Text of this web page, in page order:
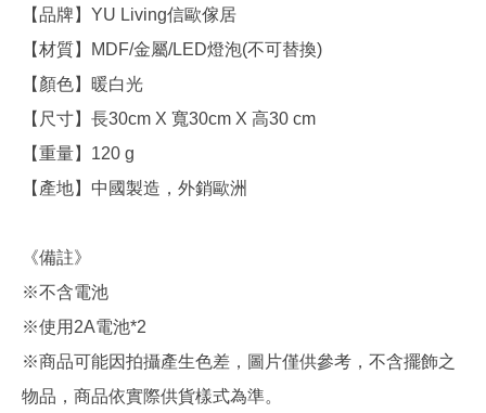
【品牌】YU Living信歐傢居
【材質】MDF/金屬/LED燈泡(不可替換)
【顏色】暖白光
【尺寸】長30cm X 寬30cm X 高30 cm
【重量】120 g
【產地】中國製造，外銷歐洲
《備註》
※不含電池
※使用2A電池*2
※商品可能因拍攝產生色差，圖片僅供參考，不含擺飾之
物品，商品依實際供貨樣式為準。